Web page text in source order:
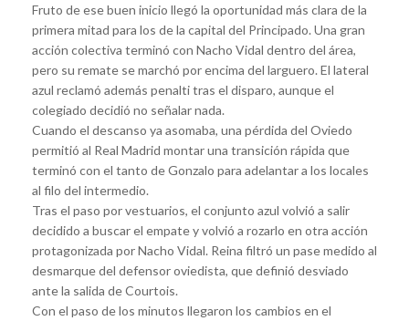
Fruto de ese buen inicio llegó la oportunidad más clara de la
primera mitad para los de la capital del Principado. Una gran
acción colectiva terminó con Nacho Vidal dentro del área,
pero su remate se marchó por encima del larguero. El lateral
azul reclamó además penalti tras el disparo, aunque el
colegiado decidió no señalar nada.
Cuando el descanso ya asomaba, una pérdida del Oviedo
permitió al Real Madrid montar una transición rápida que
terminó con el tanto de Gonzalo para adelantar a los locales
al filo del intermedio.
Tras el paso por vestuarios, el conjunto azul volvió a salir
decidido a buscar el empate y volvió a rozarlo en otra acción
protagonizada por Nacho Vidal. Reina filtró un pase medido al
desmarque del defensor oviedista, que definió desviado
ante la salida de Courtois.
Con el paso de los minutos llegaron los cambios en el